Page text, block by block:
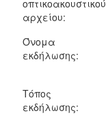
οπτικοακουστικού
αρχείου:
Όνομα
εκδήλωσης:
Τόπος
εκδήλωσης: